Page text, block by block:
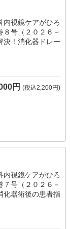
視鏡ケアがひろ
号（２０２６－
！消化器ドレー
円 (税込2,200円)
視鏡ケアがひろ
号（２０２６－
器術後の患者指